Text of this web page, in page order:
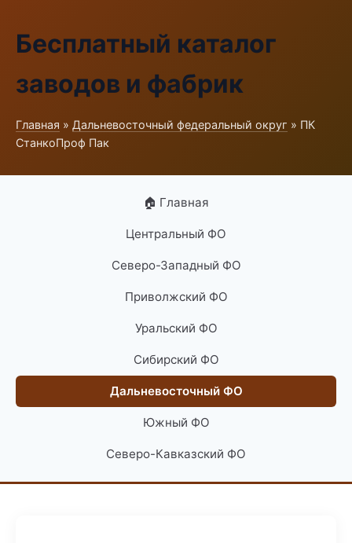
Бесплатный каталог
заводов и фабрик
Главная » Дальневосточный федеральный округ » ПК
СтанкоПроф Пак
🏠 Главная
Центральный ФО
Северо-Западный ФО
Приволжский ФО
Уральский ФО
Сибирский ФО
Дальневосточный ФО
Южный ФО
Северо-Кавказский ФО